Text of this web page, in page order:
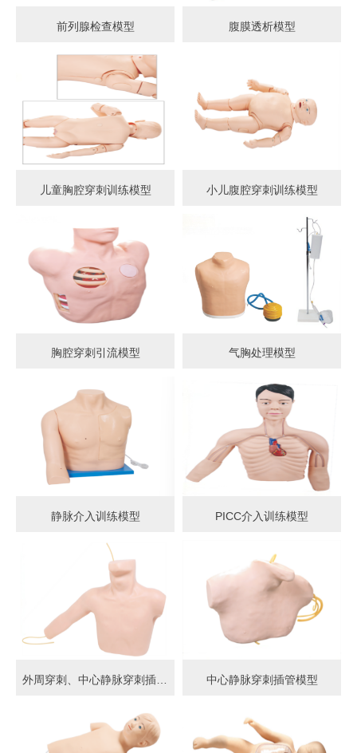
前列腺检查模型 腹膜透析模型
儿童胸腔穿刺训练模型 小儿腹腔穿刺训练模型
胸腔穿刺引流模型 气胸处理模型
静脉介入训练模型 PICC介入训练模型
外周穿刺、中心静脉穿刺插管模型 中心静脉穿刺插管模型